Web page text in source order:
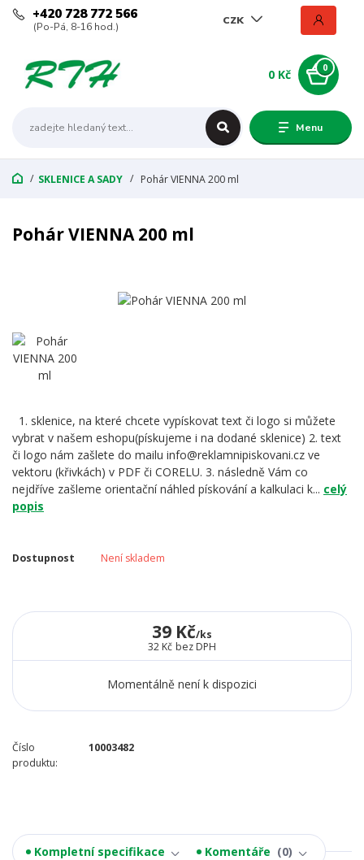
Menu
CZK
+420 728 772 566
(Po-Pá, 8-16 hod.)
0
0 Kč
SKLENICE A SADY Pohár VIENNA 200 ml
Pohár VIENNA 200 ml
1. sklenice, na které chcete vypískovat text či logo si můžete
vybrat v našem eshopu(pískujeme i na dodané sklenice) 2. text
či logo nám zašlete do mailu info@reklamnipiskovani.cz ve
vektoru (křivkách) v PDF či CORELU. 3. následně Vám co
nejdříve zašleme orientační náhled pískování a kalkulaci k... celý
popis
Dostupnost Není skladem
39 Kč/ks
32 Kč bez DPH
Momentálně není k dispozici
Číslo
produktu:
10003482
Kompletní specifikace Komentáře 0